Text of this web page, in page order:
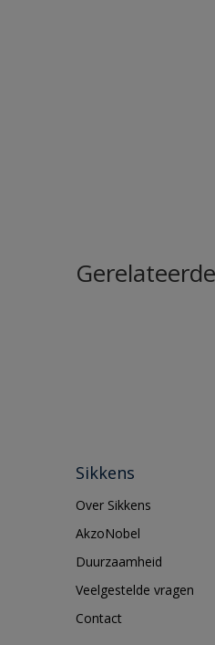
Sikkens
Over Sikkens
AkzoNobel
Duurzaamheid
Veelgestelde vragen
Contact